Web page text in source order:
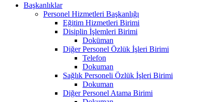
Başkanlıklar
Personel Hizmetleri Başkanlığı
Eğitim Hizmetleri Birimi
Disiplin İşlemleri Birimi
Doküman
Diğer Personel Özlük İşleri Birimi
Telefon
Dokuman
Sağlık Personeli Özlük İşleri Birimi
Dokuman
Diğer Personel Atama Birimi